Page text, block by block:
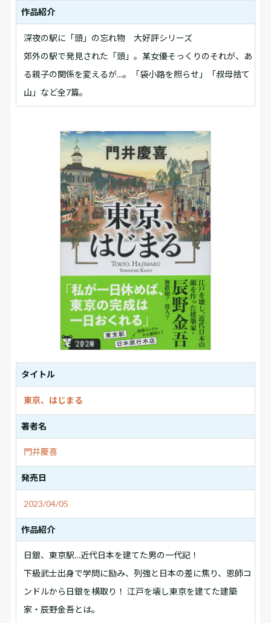
作品紹介
深夜の駅に「頭」の忘れ物 大好評シリーズ
郊外の駅で発見された「頭」。某女優そっくりのそれが、あ
る親子の関係を変えるが…。「袋小路を照らせ」「叔母捨て
山」など全7篇。
タイトル
東京、はじまる
著者名
門井慶喜
発売日
2023/04/05
作品紹介
日銀、東京駅…近代日本を建てた男の一代記！
下級武士出身で学問に励み、列強と日本の差に焦り、恩師コ
ンドルから日銀を横取り！ 江戸を壊し東京を建てた建築
家・辰野金吾とは。